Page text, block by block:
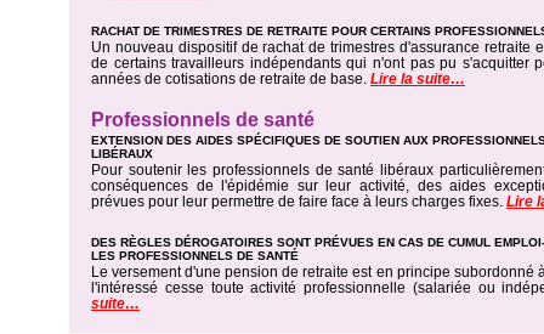
RACHAT DE TRIMESTRES DE RETRAITE POUR CERTAINS
Un nouveau dispositif de rachat de trimestres d'assurance retraite
de certains travailleurs indépendants qui n'ont pas pu s'acquitter
années de cotisations de retraite de base. Lire la suite…
Professionnels de santé
EXTENSION DES AIDES SPÉCIFIQUES DE SOUTIEN AUX
LIBÉRAUX
Pour soutenir les professionnels de santé libéraux
conséquences de l'épidémie sur leur activité, des aides
prévues pour leur permettre de faire face à leurs charges fixes. Lire
DES RÈGLES DÉROGATOIRES SONT PRÉVUES EN CAS DE CUMUL
LES PROFESSIONNELS DE SANTÉ
Le versement d'une pension de retraite est en principe subordonné
l'intéressé cesse toute activité professionnelle (salariée ou
suite…